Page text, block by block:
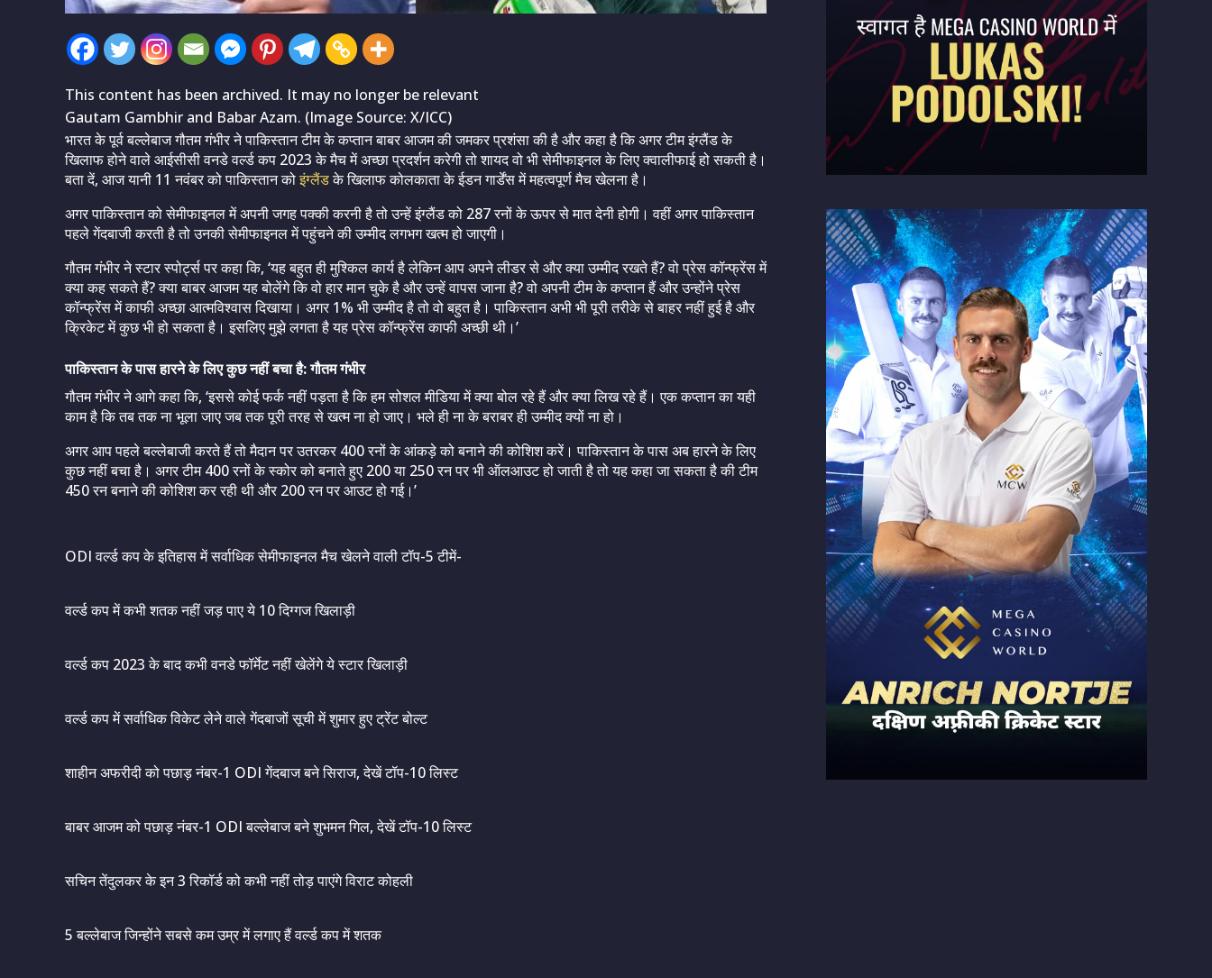
This content has been archived. It may no longer be relevant
Gautam Gambhir and Babar Azam. (Image Source: X/ICC)
भारत के पूर्व बल्लेबाज गौतम गंभीर ने पाकिस्तान टीम के कप्तान बाबर आजम की जमकर प्रशंसा की है और कहा है कि अगर टीम इंग्लैंड के
खिलाफ होने वाले आईसीसी वनडे वर्ल्ड कप 2023 के मैच में अच्छा प्रदर्शन करेगी तो शायद वो भी सेमीफाइनल के लिए क्वालीफाई हो सकती है।
बता दें, आज यानी 11 नवंबर को पाकिस्तान कोइंग्लैंडके खिलाफ कोलकाता के ईडन गार्डेंस में महत्वपूर्ण मैच खेलना है।
अगर पाकिस्तान को सेमीफाइनल में अपनी जगह पक्की करनी है तो उन्हें इंग्लैंड को 287 रनों के ऊपर से मात देनी होगी। वहीं अगर पाकिस्तान
पहले गेंदबाजी करती है तो उनकी सेमीफाइनल में पहुंचने की उम्मीद लगभग खत्म हो जाएगी।
गौतम गंभीर ने स्टार स्पोर्ट्स पर कहा कि, ‘यह बहुत ही मुश्किल कार्य है लेकिन आप अपने लीडर से और क्या उम्मीद रखते हैं? वो प्रेस कॉन्फ्रेंस में
क्या कह सकते हैं? क्या बाबर आजम यह बोलेंगे कि वो हार मान चुके है और उन्हें वापस जाना है? वो अपनी टीम के कप्तान हैं और उन्होंने प्रेस
कॉन्फ्रेंस में काफी अच्छा आत्मविश्वास दिखाया। अगर 1% भी उम्मीद है तो वो बहुत है। पाकिस्तान अभी भी पूरी तरीके से बाहर नहीं हुई है और
क्रिकेट में कुछ भी हो सकता है। इसलिए मुझे लगता है यह प्रेस कॉन्फ्रेंस काफी अच्छी थी।’
पाकिस्तान के पास हारने के लिए कुछ नहीं बचा है: गौतम गंभीर
गौतम गंभीर ने आगे कहा कि, ‘इससे कोई फर्क नहीं पड़ता है कि हम सोशल मीडिया में क्या बोल रहे हैं और क्या लिख रहे हैं। एक कप्तान का यही
काम है कि तब तक ना भूला जाए जब तक पूरी तरह से खत्म ना हो जाए। भले ही ना के बराबर ही उम्मीद क्यों ना हो।
अगर आप पहले बल्लेबाजी करते हैं तो मैदान पर उतरकर 400 रनों के आंकड़े को बनाने की कोशिश करें। पाकिस्तान के पास अब हारने के लिए
कुछ नहीं बचा है। अगर टीम 400 रनों के स्कोर को बनाते हुए 200 या 250 रन पर भी ऑलआउट हो जाती है तो यह कहा जा सकता है की टीम
450 रन बनाने की कोशिश कर रही थी और 200 रन पर आउट हो गई।’
ODI वर्ल्ड कप के इतिहास में सर्वाधिक सेमीफाइनल मैच खेलने वाली टॉप-5 टीमें-
वर्ल्ड कप में कभी शतक नहीं जड़ पाए ये 10 दिग्गज खिलाड़ी
वर्ल्ड कप 2023 के बाद कभी वनडे फॉर्मेट नहीं खेलेंगे ये स्टार खिलाड़ी
वर्ल्ड कप में सर्वाधिक विकेट लेने वाले गेंदबाजों सूची में शुमार हुए ट्रेंट बोल्ट
शाहीन अफरीदी को पछाड़ नंबर-1 ODI गेंदबाज बने सिराज, देखें टॉप-10 लिस्ट
बाबर आजम को पछाड़ नंबर-1 ODI बल्लेबाज बने शुभमन गिल, देखें टॉप-10 लिस्ट
सचिन तेंदुलकर के इन 3 रिकॉर्ड को कभी नहीं तोड़ पाएंगे विराट कोहली
5 बल्लेबाज जिन्होंने सबसे कम उम्र में लगाए हैं वर्ल्ड कप में शतक